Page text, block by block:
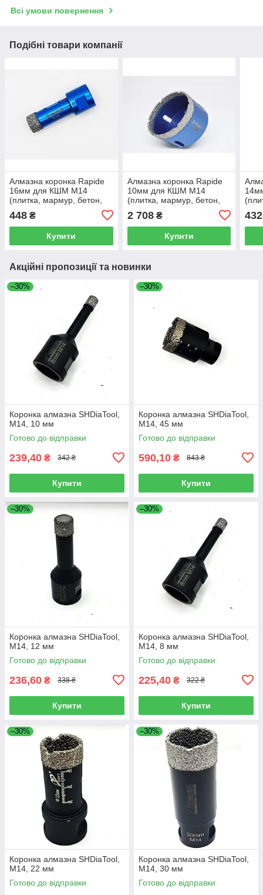
Всі умови повернення
Подібні товари компанії
Алмазна коронка Rapide
16мм для КШМ М14
(плитка, мармур, бетон,
448 ₴
Купити
Алмазна коронка Rapide
10мм для КШМ М14
(плитка, мармур, бетон,
2 708₴
Купити
432
Акційні пропозиції та новинки
–30%
Коронка алмазна SHDiaTool,
M14, 10 мм
Готово до відправки
239,40 ₴ 342 ₴
Купити
–30%
Коронка алмазна SHDiaTool,
M14, 45 мм
Готово до відправки
590,10 ₴ 843 ₴
Купити
–30%
Коронка алмазна SHDiaTool,
M14, 12 мм
Готово до відправки
236,60 ₴ 338 ₴
Купити
–30%
Коронка алмазна SHDiaTool,
M14, 8 мм
Готово до відправки
225,40 ₴ 322 ₴
Купити
–30%
Коронка алмазна SHDiaTool,
M14, 22 мм
Готово до відправки
–30%
Коронка алмазна SHDiaTool,
M14, 30 мм
Готово до відправки